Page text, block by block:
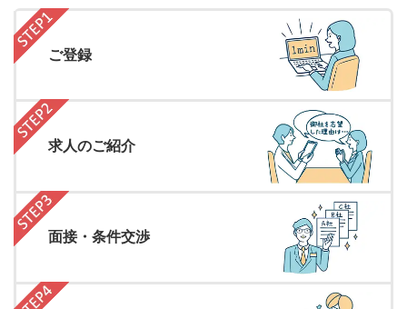
ご登録
求人のご紹介
面接・条件交渉